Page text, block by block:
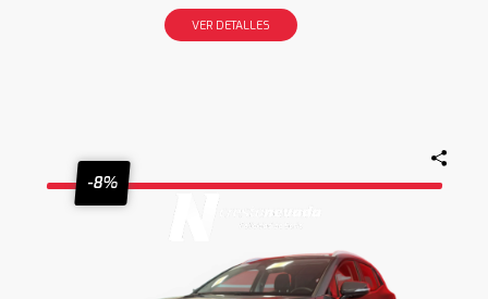
VER DETALLES
-8%